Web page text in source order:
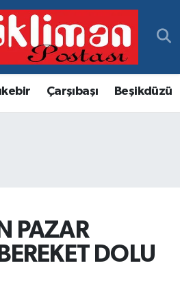
Çarşıbaşı Beşikdüzü
PAZAR
DOLU
Haritası